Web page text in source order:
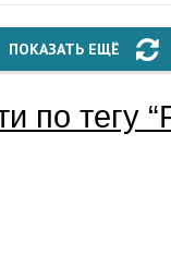
ПОКАЗАТЬ ЕЩЁ
по тегу “